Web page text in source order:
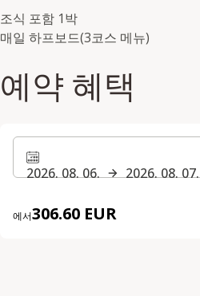
조식 포함 1박
매일 하프보드(3코스 메뉴)
예약 혜택
2026. 08. 06. 2026. 08. 07.
에서306.60 EUR